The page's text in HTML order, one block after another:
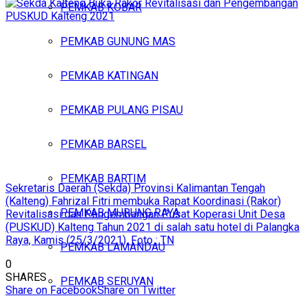
PEMKAB KOBAR
PEMKAB GUNUNG MAS
PEMKAB KATINGAN
PEMKAB PULANG PISAU
PEMKAB BARSEL
PEMKAB BARTIM
PEMKAB MURUNG RAYA
PEMKAB LAMANDAU
PEMKAB SERUYAN
Sekretaris Daerah (Sekda) Provinsi Kalimantan Tengah
(Kalteng) Fahrizal Fitri membuka Rapat Koordinasi (Rakor)
Revitalisasi dan Pengembangan Pusat Koperasi Unit Desa
(PUSKUD) Kalteng Tahun 2021 di salah satu hotel di Palangka
Raya, Kamis (25/3/2021). Foto : TN
0
SHARES
Share on FacebookShare on Twitter